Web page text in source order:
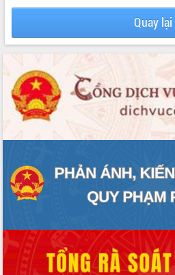
UBND CÁC XÃ, PHƯỜNG
THÔNG TIN CHỈ ĐẠO ĐIỀU HÀNH
VĂN BẢN HĐND TỈNH
ĐIỂM TIN VĂN BẢN
Quay lại